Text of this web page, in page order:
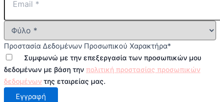
Προστασία Δεδομένων Προσωπικού Χαρακτήρα*
Συμφωνώ με την επεξεργασία των προσωπικών μου
δεδομένων με βάση την πολιτική προστασίας προσωπικών
δεδομένων της εταιρείας μας.
Εγγραφή